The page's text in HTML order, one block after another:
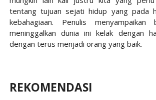
tentang tujuan sejati hidup yang pada
kebahagiaan. Penulis
meninggalkan dunia ini kelak dengan
dengan terus menjadi orang yang baik.
REKOMENDASI